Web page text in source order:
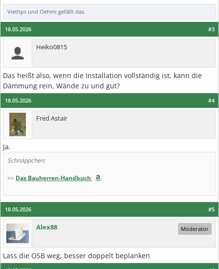
Viethps und Oehmi gefällt das.
#3
18.05.2026
Heiko0815
Das heißt also, wenn die Installation vollständig ist, kann die
Dämmung rein, Wände zu und gut?
#4
18.05.2026
Fred Astair
Ja.
Schnäppchen:
>> Das Bauherren-Handbuch
#5
18.05.2026
Alex88 Moderator
Lass die OSB weg, besser doppelt beplanken